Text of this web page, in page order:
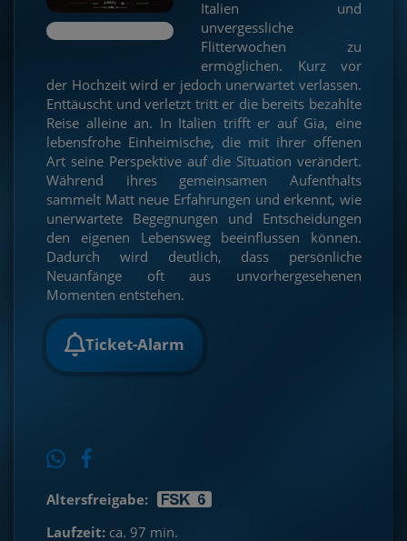
Italien und
unvergessliche
Flitterwochen zu
ermöglichen. Kurz vor
der Hochzeit wird er jedoch unerwartet verlassen.
Enttäuscht und verletzt tritt er die bereits bezahlte
Reise alleine an. In Italien trifft er auf Gia, eine
lebensfrohe Einheimische, die mit ihrer offenen
Art seine Perspektive auf die Situation verändert.
Während ihres gemeinsamen Aufenthalts
sammelt Matt neue Erfahrungen und erkennt, wie
unerwartete Begegnungen und Entscheidungen
den eigenen Lebensweg beeinflussen können.
Dadurch wird deutlich, dass persönliche
Neuanfänge oft aus unvorhergesehenen
Momenten entstehen.
Ticket-Alarm
Altersfreigabe:
Laufzeit: ca. 97 min.